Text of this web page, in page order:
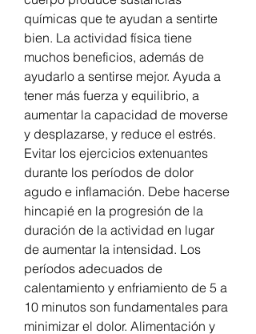
químicas que te ayudan a sentirte
bien. La actividad física tiene
muchos beneficios, además de
ayudarlo a sentirse mejor. Ayuda a
tener más fuerza y equilibrio, a
aumentar la capacidad de moverse
y desplazarse, y reduce el estrés.
Evitar los ejercicios extenuantes
durante los períodos de dolor
agudo e inflamación. Debe hacerse
hincapié en la progresión de la
duración de la actividad en lugar
de aumentar la intensidad. Los
períodos adecuados de
calentamiento y enfriamiento de 5 a
10 minutos son fundamentales para
minimizar el dolor. Alimentación y